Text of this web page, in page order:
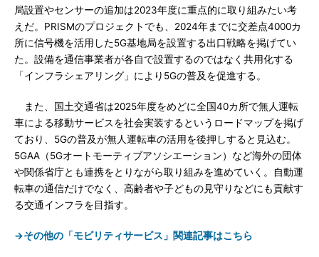
局設置やセンサーの追加は2023年度に重点的に取り組みたい考
えだ。PRISMのプロジェクトでも、2024年までに交差点4000カ
所に信号機を活用した5G基地局を設置する出口戦略を掲げてい
た。設備を通信事業者が各自で設置するのではなく共用化する
「インフラシェアリング」により5Gの普及を促進する。
また、国土交通省は2025年度をめどに全国40カ所で無人運転
車による移動サービスを社会実装するというロードマップを掲げ
ており、5Gの普及が無人運転車の活用を後押しすると見込む。
5GAA（5Gオートモーティブアソシエーション）など海外の団体
や関係省庁とも連携をとりながら取り組みを進めていく。自動運
転車の通信だけでなく、高齢者や子どもの見守りなどにも貢献す
る交通インフラを目指す。
→その他の「モビリティサービス」関連記事はこちら